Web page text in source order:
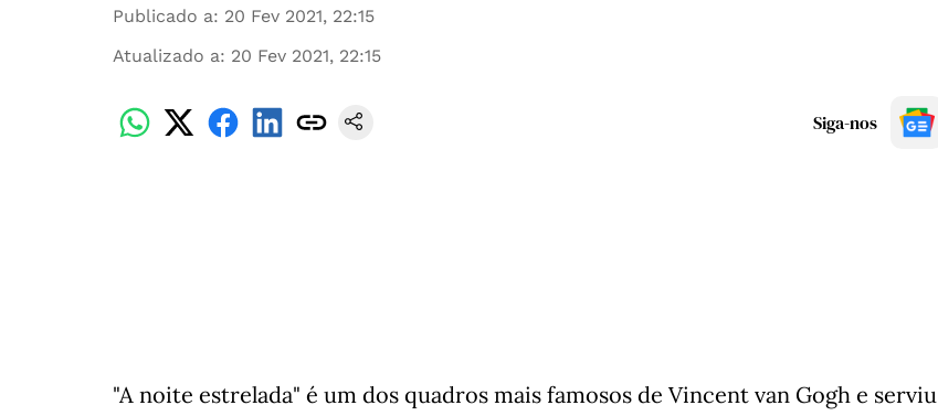
Publicado a: 20 Fev 2021, 22:15
Atualizado a: 20 Fev 2021, 22:15
Siga-nos
"A noite estrelada" é um dos quadros mais famosos de Vincent van Gogh e serviu